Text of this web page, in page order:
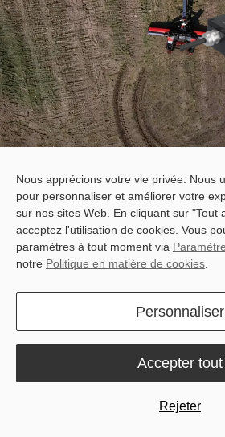
Path Assist
The IGS200 is a precision implement
tractor’s autosteering system to
position, reducing drift, swaying,
Nous apprécions votre vie privée. Nous
pour personnaliser et améliorer votre
sur nos sites Web. En cliquant sur "Tout
acceptez l'utilisation de cookies. Vous
paramètres à tout moment via
notre Politique en matière de cookies
Personnaliser
Rejeter
Accepter tout